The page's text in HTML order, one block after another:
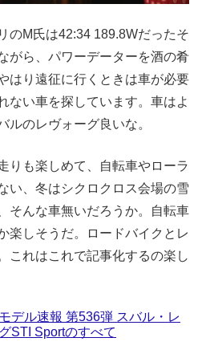
のM氏は42:34 189.8Wだったそ
がら、パワーデーターを酒の肴
はり遠征に行くときは車が必要
ない車を探しています。車はよ
ルのレヴォーグ良いな。
りも楽しめて、自転車やローラ
い、冬はシクロクロス会場の雪
そんな車無いだろうか。自転車
楽しそうだ。ロードバイクとレ
これはこれで記事化するの楽し
デル速報 第536弾 スバル・レ
STI Sportのすべて